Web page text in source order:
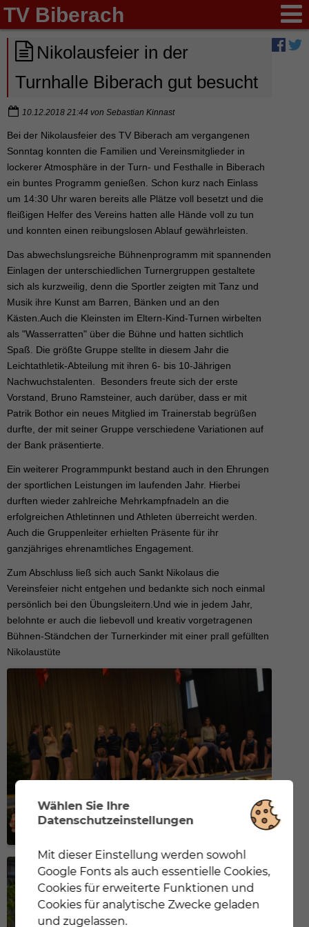
TV Biberach
Nikolausfeier in der
Turnhalle Biberach gut besucht
10.12.2018 21:44 von Sebastian Kinnast
Bei der Nikolausfeier des TV Biberach am vergangenen
Sonntag konnten die Familien und Vereinsmitglieder in
lockerer Atmosphäre in der Turn- und Festhalle in Biberach
ein buntes Programm genießen. Schon kurz nach Einlass
um 14:30 Uhr waren bereits alle Plätze voll besetzt und die
fleißigen Helfer des Vereins hatten alle Hände voll zu tun
und konnten einen reibungslosen Ablauf gewährleisten.
Das abwechslungsreiche Bühnenprogramm mit spannenden
Einlagen der unterschiedlichen Turnergruppen gestaltete
sich als kurzweilig, denn die Sportler zeigten mit Tanz und
Musik ihre Kunst am Barren, Bänken und an den
Kästen.Auch die Kleinsten im Eltern-Kind-Turnen wirbelten
als "Wasserratten" über die Bühne und hatten sichtlich
Spaß. Die größte Gruppe stellte in diesem Jahr die
Leichtathletik-Abteilung mit ihren 6- bis 10-Jährigen
Nachwuchstalenten. Besonders freute sich der erste
Vorstand, Bruno Ramsteiner, auch darüber, dass er mit
Patrik Bothor ein neues Mitglied im Trainerstab begrüßen
durfte, der mit seiner Gruppe verschiedene Variationen auf
der Bank präsentierte.
Ein weiterer Programmpunkt bestand auch in den Ehrungen
der sportlichen Leistungen im laufenden Jahr. Hierbei
durften wieder zahlreiche Mehrkampfnadeln an die
erfolgreichen Athletinnen und Athleten überreicht werden.
Auch die Gruppenleiter erhielten Präsente für ihr
ganzjähriges ehrenamtliches Engagement.
Zum Abschluss ließ sich auch Sankt Nikolaus die
Vereinsfeier nicht entgehen und bedankte sich noch einmal
persönlich bei den Übungsleitern.Und wie in jedem Jahr,
belohnte er auch die liebevoll und kreativ vorgetragenen
Bühnen-Ständchen der Turnerkinder mit einer prall gefüllten
Nikolaustüte
Wählen Sie Ihre
Datenschutzeinstellungen
Notwendig Mit dieser Einstellung werden nur
Cookies und Google Fonts geladen, die für eine
korrekte Darstellung der Webseite zwingend
notwendig sind.
Mit dieser Einstellung werden sowohl
Google Fonts als auch essentielle Cookies,
Cookies für erweiterte Funktionen und
Cookies für analytische Zwecke geladen
und zugelassen.